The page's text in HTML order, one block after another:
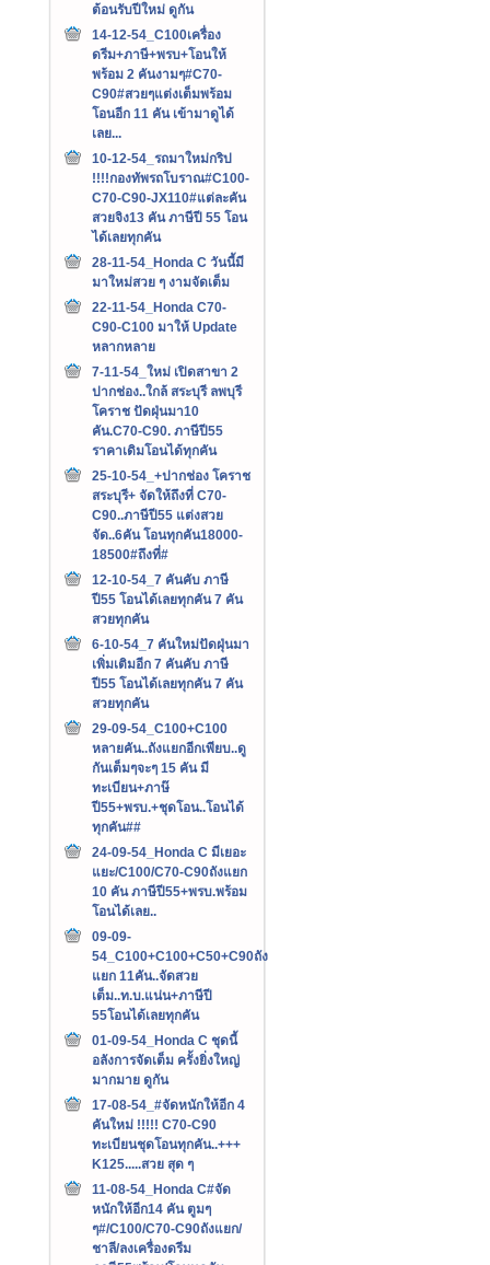
ต้อนรับปีใหม่ ดูกัน
14-12-54_C100เครื่อง
ดรีม+ภาษี+พรบ+โอนให้
พร้อม 2 คันงามๆ#C70-
C90#สวยๆแต่งเต็มพร้อม
โอนอีก 11 คัน เข้ามาดูได้
เลย...
10-12-54_รถมาใหม่กริป
!!!!กองทัพรถโบราณ#C100-
C70-C90-JX110#แต่ละคัน
สวยจิง13 คัน ภาษีปี 55 โอน
ได้เลยทุกคัน
28-11-54_Honda C วันนี้มี
มาใหม่สวย ๆ งามจัดเต็ม
22-11-54_Honda C70-
C90-C100 มาให้ Update
หลากหลาย
7-11-54_ใหม่ เปิดสาขา 2
ปากช่อง..ใกล้ สระบุรี ลพบุรี
โคราช ปัดฝุ่นมา10
คัน.C70-C90. ภาษีปี55
ราคาเดิมโอนได้ทุกคัน
25-10-54_+ปากช่อง โคราช
สระบุรี+ จัดให้ถึงที่ C70-
C90..ภาษีปี55 แต่งสวย
จัด..6คัน โอนทุกคัน18000-
18500#ถึงที่#
12-10-54_7 คันคับ ภาษี
ปี55 โอนได้เลยทุกคัน 7 คัน
สวยทุกคัน
6-10-54_7 คันใหม่ปัดฝุ่นมา
เพิ่มเติมอีก 7 คันคับ ภาษี
ปี55 โอนได้เลยทุกคัน 7 คัน
สวยทุกคัน
29-09-54_C100+C100
หลายคัน..ถังแยกอีกเพียบ..ดู
กันเต็มๆจะๆ 15 คัน มี
ทะเบียน+ภาษ๊
ปี55+พรบ.+ชุดโอน..โอนได้
ทุกคัน##
24-09-54_Honda C มีเยอะ
แยะ/C100/C70-C90ถังแยก
10 คัน ภาษีปี55+พรบ.พร้อม
โอนได้เลย..
09-09-
54_C100+C100+C50+C90ถัง
แยก 11คัน..จัดสวย
เต็ม..ท.บ.แน่น+ภาษีปี
55โอนได้เลยทุกคัน
01-09-54_Honda C ชุดนี้
อลังการจัดเต็ม ครั้งยิ่งใหญ่
มากมาย ดูกัน
17-08-54_#จัดหนักให้อีก 4
คันใหม่ !!!!! C70-C90
ทะเบียนชุดโอนทุกคัน..+++‏
K125.....สวย สุด ๆ
11-08-54_Honda C#จัด
หนักให้อีก14 คัน ตูมๆ
ๆ#/C100/C70-C90ถังแยก/
ชาลี/ลงเครื่องดรีม